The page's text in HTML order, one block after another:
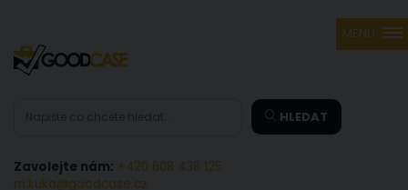
HLEDAT
Zavolejte nám: +420 608 438 125
m.kuka@goodcase.cz
MENU